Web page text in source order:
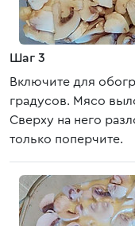
Шаг 3
Включите для
градусов. Мясо
Сверху на него
только поперчите.